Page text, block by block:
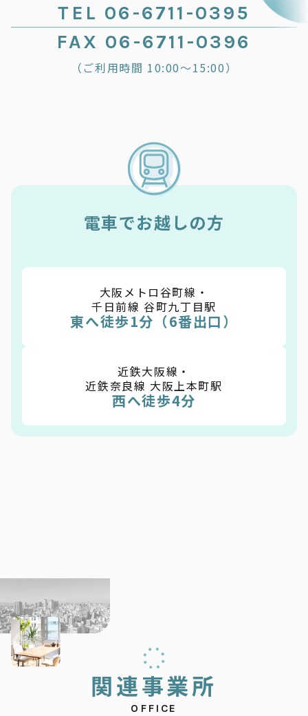
TEL 06-6711-0395
FAX 06-6711-0396
（ご利用時間 10:00～15:00）
電車でお越しの方
大阪メトロ谷町線・
千日前線 谷町九丁目駅
東へ徒歩1分（6番出口）
近鉄大阪線・
近鉄奈良線 大阪上本町駅
西へ徒歩4分
関連事業所
OFFICE